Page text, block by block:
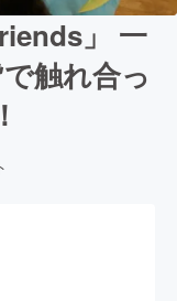
」 一
触れ合っ